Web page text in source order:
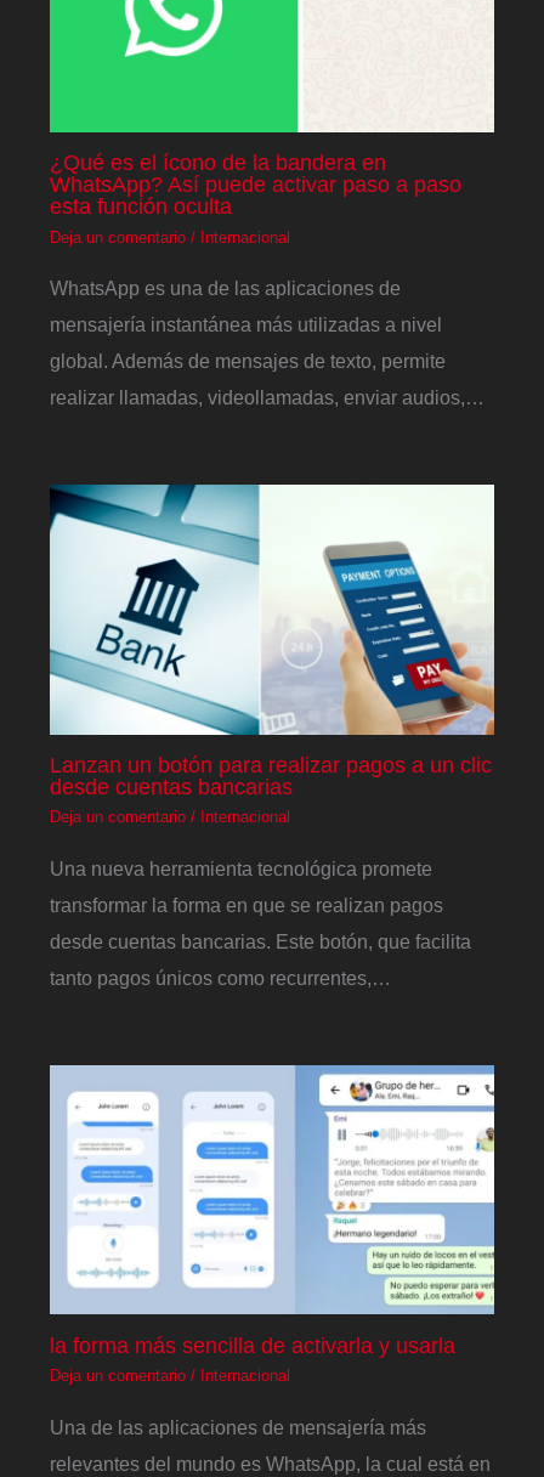
¿Qué es el ícono de la bandera en
WhatsApp? Así puede activar paso a paso
esta función oculta
Deja un comentario / Internacional
WhatsApp es una de las aplicaciones de
mensajería instantánea más utilizadas a nivel
global. Además de mensajes de texto, permite
realizar llamadas, videollamadas, enviar audios,…
Lanzan un botón para realizar pagos a un clic
desde cuentas bancarias
Deja un comentario / Internacional
Una nueva herramienta tecnológica promete
transformar la forma en que se realizan pagos
desde cuentas bancarias. Este botón, que facilita
tanto pagos únicos como recurrentes,…
la forma más sencilla de activarla y usarla
Deja un comentario / Internacional
Una de las aplicaciones de mensajería más
relevantes del mundo es WhatsApp, la cual está en